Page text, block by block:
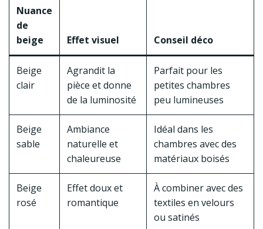
Nuance
de
beige
Effet visuel Conseil déco
Beige
clair
Agrandit la
pièce et donne
de la luminosité
Parfait pour les
petites chambres
peu lumineuses
Beige
sable
Ambiance
naturelle et
chaleureuse
Idéal dans les
chambres avec des
matériaux boisés
Beige
rosé
Effet doux et
romantique
À combiner avec des
textiles en velours
ou satinés